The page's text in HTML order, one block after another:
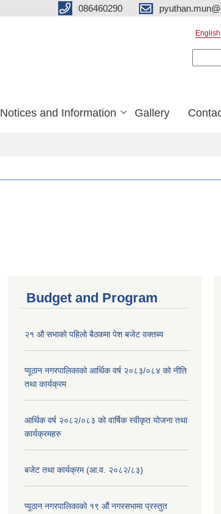
086460290
English
Notices and Information Gallery
Budget and Program
२१ औ सभाको पहिलो बैठकमा पेश बजेट वक्तब्य
प्यूठान नगरपालिकाको आर्थिक वर्ष २०८३/०८४ को नीति
तथा कार्यक्रम
आर्थिक वर्ष २०८२/०८३ को वार्षिक स्वीकृत योजना तथा
कार्यक्रमहरु
बजेट तथा कार्यक्रम (आ.व. २०८२/८३)
प्यूठान नगरपालिकाको १९ औं नगरसभामा प्रस्तुत